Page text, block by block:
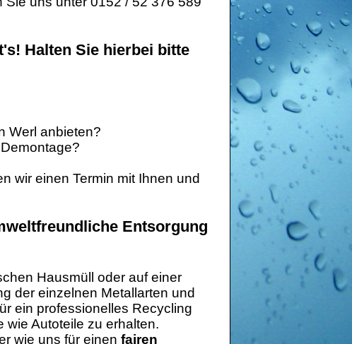
Halten Sie hierbei bitte
Werl anbieten?
wir einen Termin mit Ihnen und
Entsorgung
Hausmüll oder auf einer
der einzelnen Metallarten und
ein professionelles Recycling
wie Autoteile zu erhalten.
wie uns für einen fairen